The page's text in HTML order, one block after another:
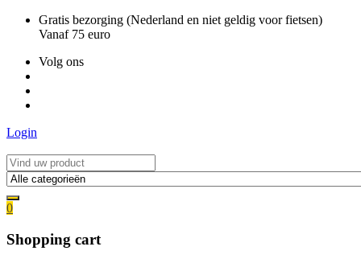
inhoud
Gratis bezorging (Nederland en niet geldig voor fietsen)
Vanaf 75 euro
Volg ons
Login
0
Shopping cart